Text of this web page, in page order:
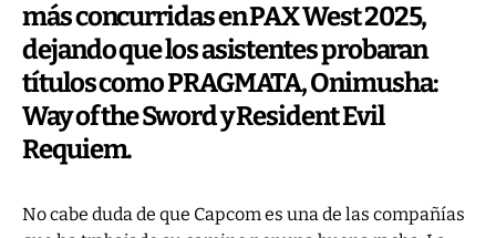
más concurridas en PAX West 2025,
dejando que los asistentes probaran
títulos como PRAGMATA, Onimusha:
Way of the Sword y Resident Evil
Requiem.
No cabe duda de que Capcom es una de las compañías